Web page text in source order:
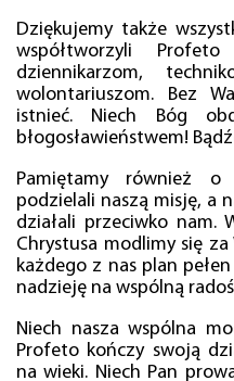
Dziękujemy także
współtworzyli
dziennikarzom,
wolontariuszom. Bez
istnieć. Niech Bóg
błogosławieństwem!
Pamiętamy również
podzielali naszą misję, a
działali przeciwko nam.
Chrystusa modlimy się
każdego z nas plan
nadzieję na wspólną
Niech nasza wspólna
Profeto kończy swoją
na wieki. Niech Pan